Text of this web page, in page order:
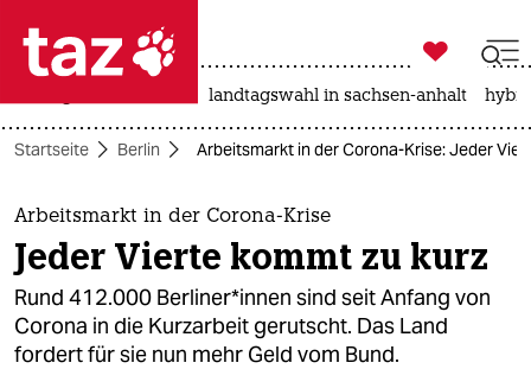
 taz zahl ich
taz zahl ich
themen
politik
öko

taz zahl ich
landtagswahl in sachsen-anhalt
Startseite Berlin Arbeitsmarkt in der Corona-Krise: Jeder
Arbeitsmarkt in der Corona-Krise
Jeder Vierte kommt zu kurz
Rund 412.000 Berliner*innen sind seit Anfang von
Corona in die Kurzarbeit gerutscht. Das Land
fordert für sie nun mehr Geld vom Bund.